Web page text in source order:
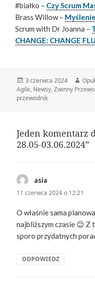
#białko – Czy Scrum
Brass Willow –
Scrum with Dr Joanna –
CHANGE: CHANGE
Data
publikacji
3 czerwca 2024
Agile, Newsy,Zwinny
przewodnik
Jeden komentarz
28.05-03.06.2024”
asia
11 czerwca 2024 o 12:21
O właśnie sama
najbliższym czasie 😉 Z
sporo przydatnych
ODPOWIEDZ